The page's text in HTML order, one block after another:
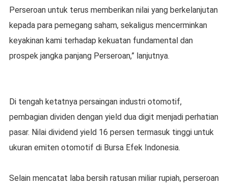
Perseroan untuk terus memberikan nilai yang berkelanjutan
kepada para pemegang saham, sekaligus mencerminkan
keyakinan kami terhadap kekuatan fundamental dan
prospek jangka panjang Perseroan,” lanjutnya.
Di tengah ketatnya persaingan industri otomotif,
pembagian dividen dengan yield dua digit menjadi perhatian
pasar. Nilai dividend yield 16 persen termasuk tinggi untuk
ukuran emiten otomotif di Bursa Efek Indonesia.
Selain mencatat laba bersih ratusan miliar rupiah, perseroan